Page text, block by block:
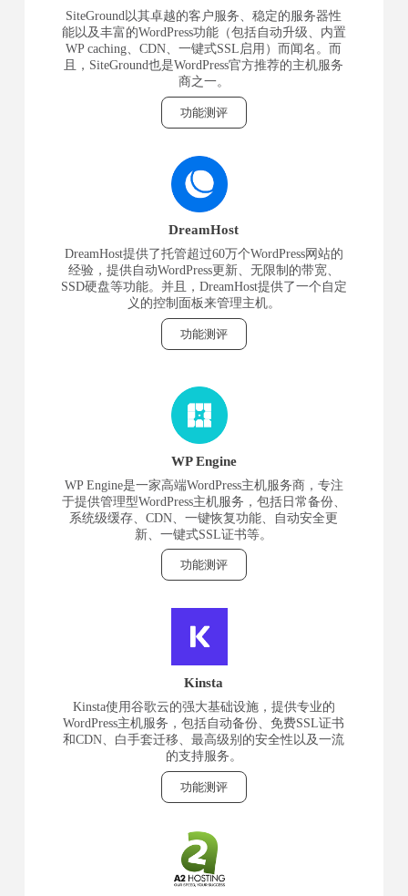
SiteGround以其卓越的客户服务、稳定的服务器性
能以及丰富的WordPress功能（包括自动升级、内置
WP caching、CDN、一键式SSL启用）而闻名。而
且，SiteGround也是WordPress官方推荐的主机服务
商之一。
功能测评
DreamHost
DreamHost提供了托管超过60万个WordPress网站的
经验，提供自动WordPress更新、无限制的带宽、
SSD硬盘等功能。并且，DreamHost提供了一个自定
义的控制面板来管理主机。
功能测评
WP Engine
WP Engine是一家高端WordPress主机服务商，专注
于提供管理型WordPress主机服务，包括日常备份、
系统级缓存、CDN、一键恢复功能、自动安全更
新、一键式SSL证书等。
功能测评
Kinsta
Kinsta使用谷歌云的强大基础设施，提供专业的
WordPress主机服务，包括自动备份、免费SSL证书
和CDN、白手套迁移、最高级别的安全性以及一流
的支持服务。
功能测评